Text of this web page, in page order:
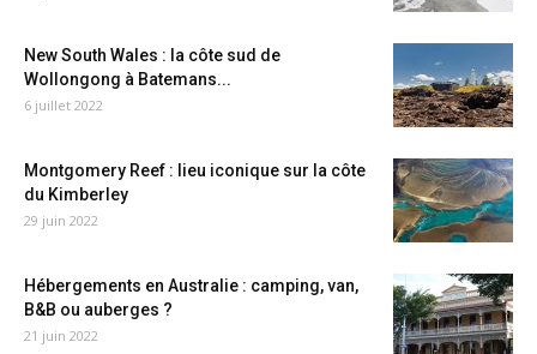
New South Wales : la côte sud de
Wollongong à Batemans...
6 juillet 2022
Montgomery Reef : lieu iconique sur la côte
du Kimberley
29 juin 2022
Hébergements en Australie : camping, van,
B&B ou auberges ?
21 juin 2022